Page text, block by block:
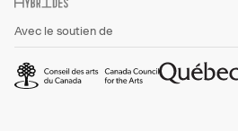
Avec le soutien de